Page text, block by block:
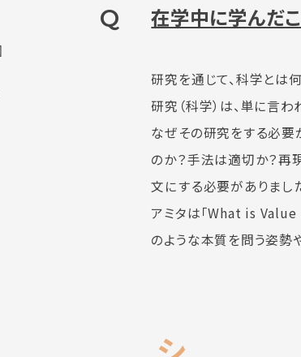
Q 在学中に学んだ
研究を通じて、科学とは
研究（科学）は、単に言
なぜその研究をする必要
のか？手法は適切か？再
文にする必要がありまし
アミタは「What is Value
のような本質を問う姿勢